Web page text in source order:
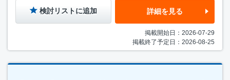
検討リストに追加 詳細を見る
掲載開始日：2026-07-29
掲載終了予定日：2026-08-25